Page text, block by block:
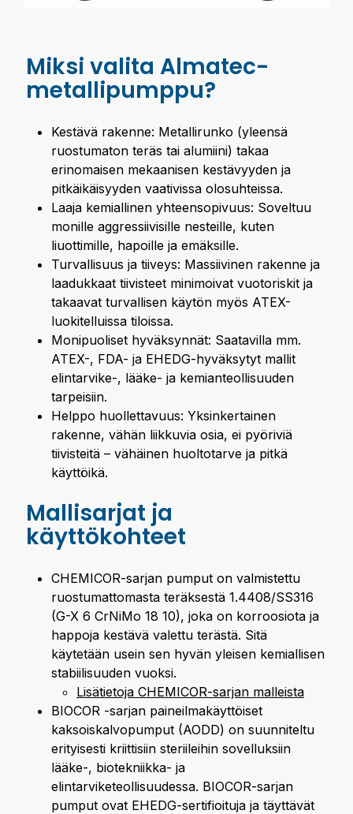
Miksi valita Almatec-
metallipumppu?
Kestävä rakenne: Metallirunko (yleensä
ruostumaton teräs tai alumiini) takaa
erinomaisen mekaanisen kestävyyden ja
pitkäikäisyyden vaativissa olosuhteissa.
Laaja kemiallinen yhteensopivuus: Soveltuu
monille aggressiivisille nesteille, kuten
liuottimille, hapoille ja emäksille.
Turvallisuus ja tiiveys: Massiivinen rakenne ja
laadukkaat tiivisteet minimoivat vuotoriskit ja
takaavat turvallisen käytön myös ATEX-
luokitelluissa tiloissa.
Monipuoliset hyväksynnät: Saatavilla mm.
ATEX-, FDA- ja EHEDG-hyväksytyt mallit
elintarvike-, lääke- ja kemianteollisuuden
tarpeisiin.
Helppo huollettavuus: Yksinkertainen
rakenne, vähän liikkuvia osia, ei pyöriviä
tiivisteitä – vähäinen huoltotarve ja pitkä
käyttöikä.
Mallisarjat ja
käyttökohteet
CHEMICOR-sarjan pumput on valmistettu
ruostumattomasta teräksestä 1.4408/SS316
(G-X 6 CrNiMo 18 10), joka on korroosiota ja
happoja kestävä valettu terästä. Sitä
käytetään usein sen hyvän yleisen kemiallisen
stabiilisuuden vuoksi.
Lisätietoja CHEMICOR-sarjan malleista
BIOCOR -sarjan paineilmakäyttöiset
kaksoiskalvopumput (AODD) on suunniteltu
erityisesti kriittisiin steriileihin sovelluksiin
lääke-, biotekniikka- ja
elintarviketeollisuudessa. BIOCOR-sarjan
pumput ovat EHEDG-sertifioituja ja täyttävät